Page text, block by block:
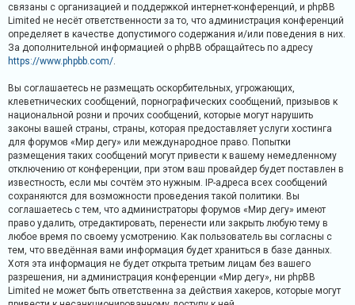
Т
е
м
ы
б
е
з
о
т
в
е
т
о
в
связаны с организацией и поддержкой интернет-конференций, и phpBB
Limited не несёт ответственности за то, что администрация конференций
определяет в качестве допустимого содержания и/или поведения в них.
За дополнительной информацией о phpBB обращайтесь по адресу
https://www.phpbb.com/
Вы соглашаетесь не размещать оскорбительных, угрожающих,
клеветнических сообщений, порнографических сообщений, призывов к
национальной розни и прочих сообщений, которые могут нарушить
законы вашей страны, страны, которая предоставляет услуги хостинга
для форумов «Мир дегу» или международное право. Попытки
размещения таких сообщений могут привести к вашему немедленному
отключению от конференции, при этом ваш провайдер будет поставлен в
известность, если мы сочтём это нужным. IP-адреса всех сообщений
сохраняются для возможности проведения такой политики. Вы
соглашаетесь с тем, что администраторы форумов «Мир дегу» имеют
право удалить, отредактировать, перенести или закрыть любую тему в
любое время по своему усмотрению. Как пользователь вы согласны с
тем, что введённая вами информация будет храниться в базе данных.
Хотя эта информация не будет открыта третьим лицам без вашего
разрешения, ни администрация конференции «Мир дегу», ни phpBB
Limited не может быть ответственна за действия хакеров, которые могут